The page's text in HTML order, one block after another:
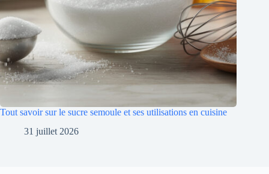
Tout savoir sur le sucre semoule et ses utilisations en cuisine
31 juillet 2026